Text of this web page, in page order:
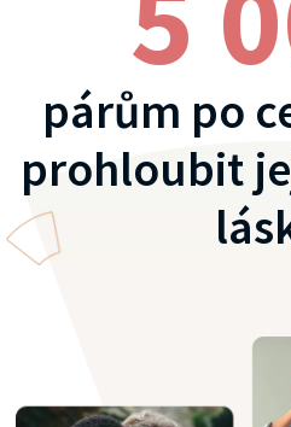
párům po
prohloubit